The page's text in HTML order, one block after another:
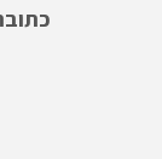
כתובת: